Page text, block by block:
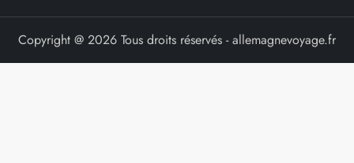
Copyright @ 2026 Tous droits réservés - allemagnevoyage.fr